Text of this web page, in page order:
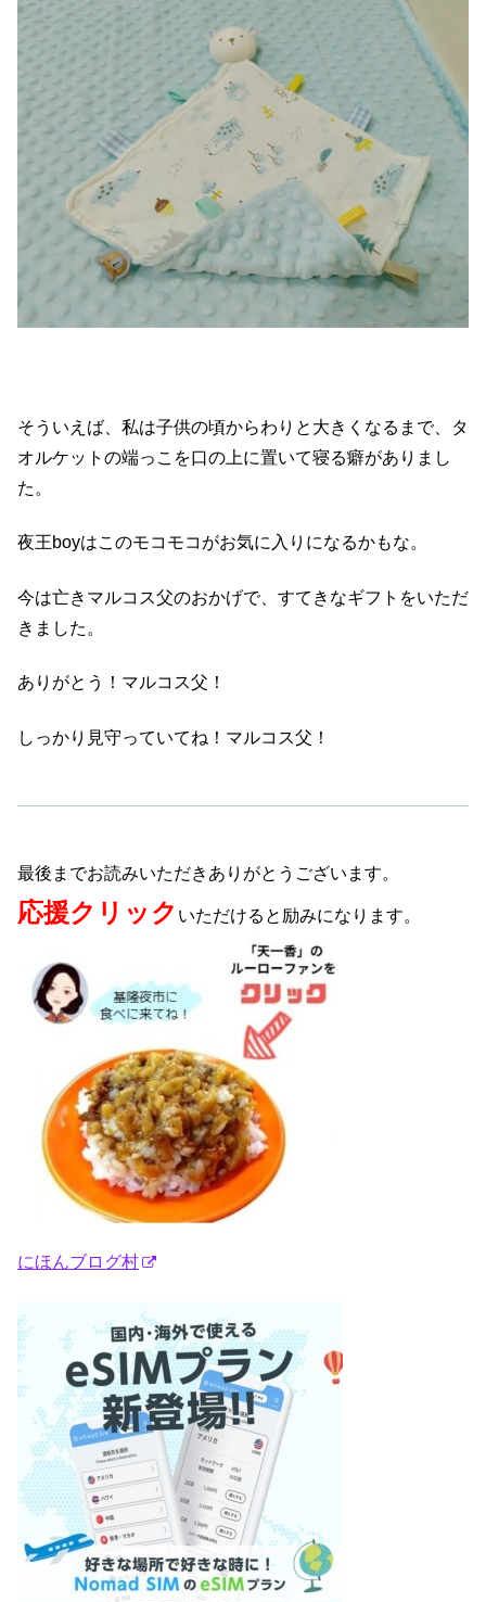
そういえば、私は子供の頃からわりと大きくなるまで、タ
オルケットの端っこを口の上に置いて寝る癖がありまし
た。
夜王boyはこのモコモコがお気に入りになるかもな。
今は亡きマルコス父のおかげで、すてきなギフトをいただ
きました。
ありがとう！マルコス父！
しっかり見守っていてね！マルコス父！
最後までお読みいただきありがとうございます。
応援クリック いただけると励みになります。
にほんブログ村